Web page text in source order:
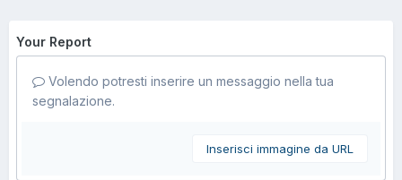
Your Report
Volendo potresti inserire un messaggio nella tua
segnalazione.
Inserisci immagine da URL